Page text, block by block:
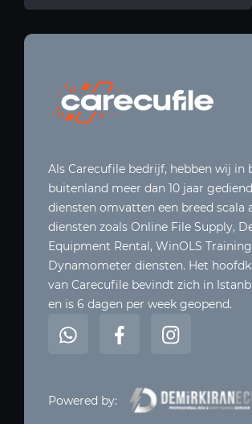
Als Carecufile bedrijf, hebben wij in
buitenland meer dan 10 jaar
diensten omvatten een breed scala
diensten zoals Online File Supply,
Equipment Rental, WinOLS
Dynamometer diensten. Het
van Carecufile bevindt zich in
en is 6 dagen per week geopend.
Powered by: